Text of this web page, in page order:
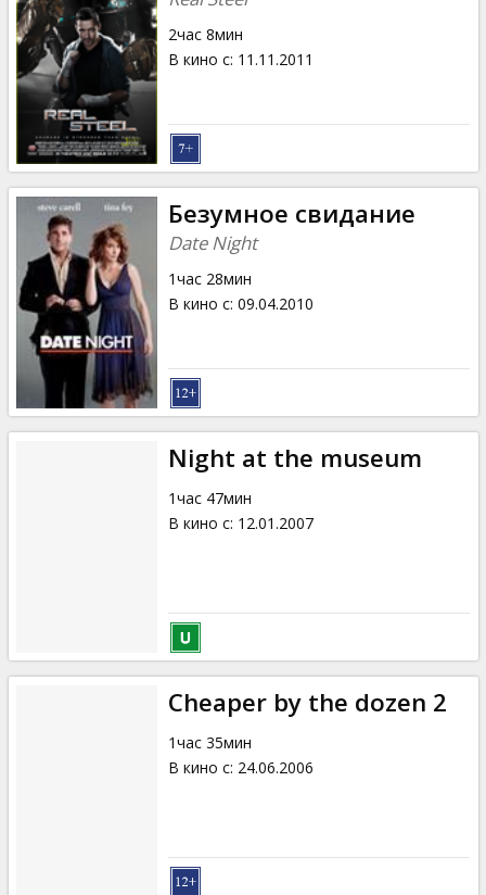
2час 8мин
В кино с: 11.11.2011
Безумное свидание
Date Night
1час 28мин
В кино с: 09.04.2010
Night at the museum
1час 47мин
В кино с: 12.01.2007
Cheaper by the dozen 2
1час 35мин
В кино с: 24.06.2006